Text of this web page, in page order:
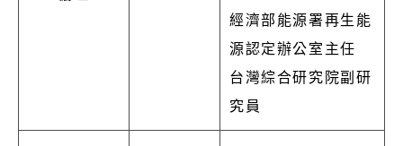
經濟部能源署再生能
源認定辦公室主任
台灣綜合研究院副研
究員